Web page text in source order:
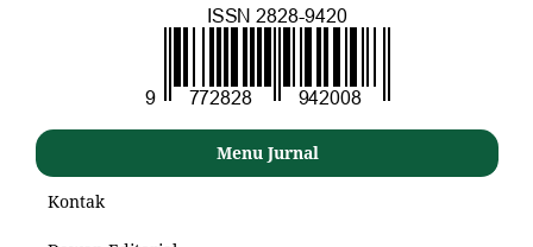
Menu Jurnal
Kontak